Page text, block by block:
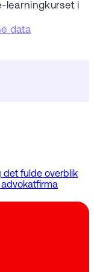
learningkurset i
data
det fulde overblik